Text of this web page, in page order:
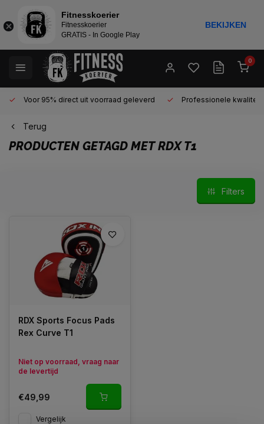
0
Voor 95% direct uit voorraad geleverd Professionele kwaliteit
Terug
PRODUCTEN GETAGD MET RDX T1
Filters
RDX Sports Focus Pads
Rex Curve T1
Niet op voorraad, vraag naar
de levertijd
€49,99
Vergelijk
Fitnesskoerier
Fitnesskoerier
GRATIS - In Google Play
BEKIJKEN